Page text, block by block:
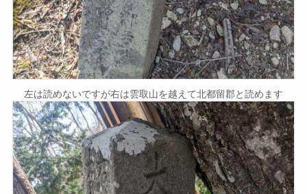
左は読めないですが右は雲取山を越えて北都留郡と読めます